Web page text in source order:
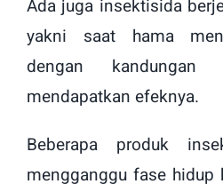
Ada juga insektisida
yakni saat hama
dengan kandungan
mendapatkan efeknya.
Beberapa produk
mengganggu fase hidup